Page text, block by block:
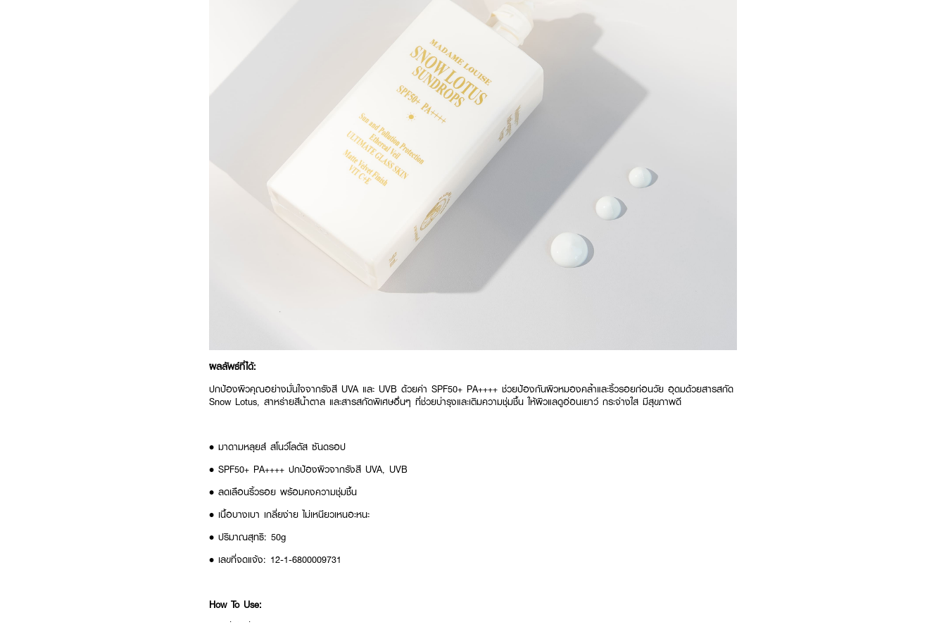
ผลลัพธ์ที่ได้:
ปกป้องผิวคุณอย่างมั่นใจจากรังสี UVA และ UVB ด้วยค่า SPF50+ PA++++ ช่วยป้องกันผิวหมองคล้ำและริ้วรอยก่อนวัย อุดมด้วยสารสกัด
Snow Lotus, สาหร่ายสีน้ำตาล และสารสกัดพิเศษอื่นๆ ที่ช่วยบำรุงและเติมความชุ่มชื้น ให้ผิวแลดูอ่อนเยาว์ กระจ่างใส มีสุขภาพดี
• มาดามหลุยส์ สโนว์โลตัส ซันดรอป
• SPF50+ PA++++ ปกป้องผิวจากรังสี UVA, UVB
• ลดเลือนริ้วรอย พร้อมคงความชุ่มชื้น
• เนื้อบางเบา เกลี่ยง่าย ไม่เหนียวเหนอะหนะ
• ปริมาณสุทธิ: 50g
• เลขที่จดแจ้ง: 12-1-6800009731
How To Use: